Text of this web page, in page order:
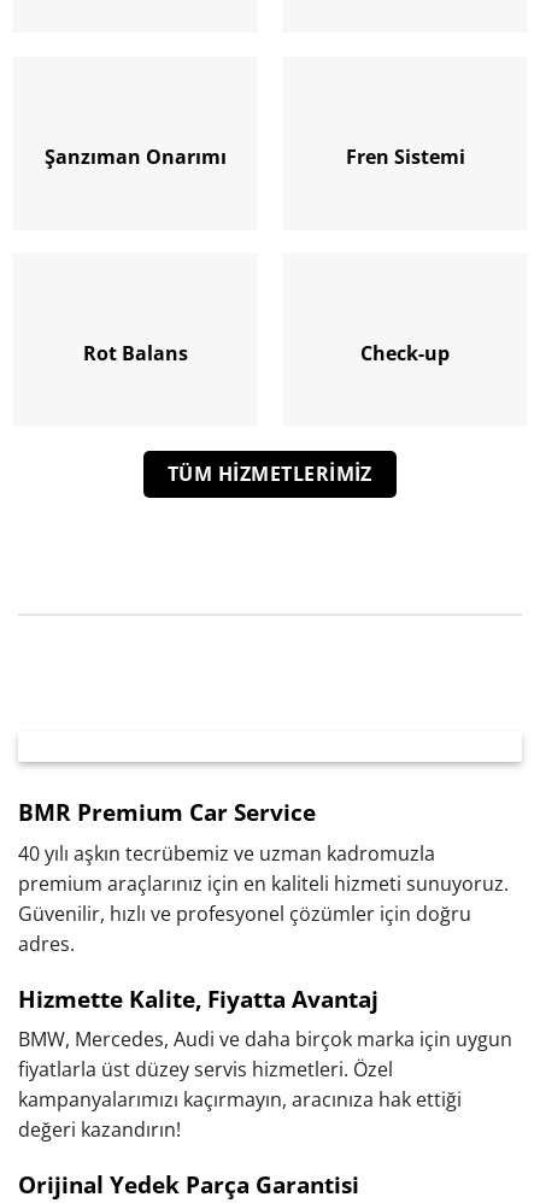
Şanzıman Onarımı Fren Sistemi
Rot Balans Check-up
TÜM HIZMETLERIMIZ
BMR Premium Car Service
40 yılı aşkın tecrübemiz ve uzman kadromuzla
premium araçlarınız için en kaliteli hizmeti sunuyoruz.
Güvenilir, hızlı ve profesyonel çözümler için doğru
adres.
Hizmette Kalite, Fiyatta Avantaj
BMW, Mercedes, Audi ve daha birçok marka için uygun
fiyatlarla üst düzey servis hizmetleri. Özel
kampanyalarımızı kaçırmayın, aracınıza hak ettiği
değeri kazandırın!
Orijinal Yedek Parça Garantisi